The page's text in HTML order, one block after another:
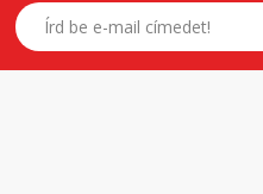
E-mail címed